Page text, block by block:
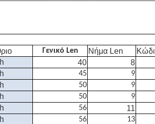
Γενικό Len Νήμα Len
40 8
45 9
50 9
50 9
56 11
56 13